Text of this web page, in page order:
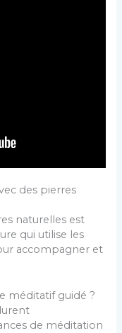
des pierres
naturelles est
qui utilise les
accompagner et
méditatif guidé ?
de méditation